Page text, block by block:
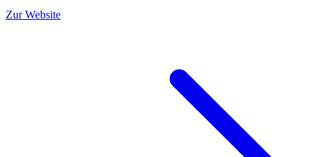
Zur Website